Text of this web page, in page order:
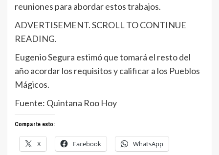
reuniones para abordar estos trabajos.
ADVERTISEMENT. SCROLL TO CONTINUE
READING.
Eugenio Segura estimó que tomará el resto del
año acordar los requisitos y calificar a los Pueblos
Mágicos.
Fuente: Quintana Roo Hoy
Comparte esto:
X Facebook WhatsApp